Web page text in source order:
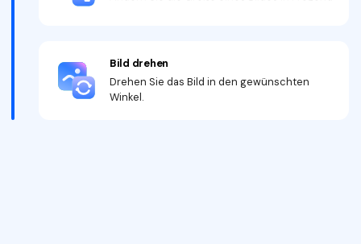
Bild drehen
Drehen Sie das Bild in den gewünschten
Winkel.